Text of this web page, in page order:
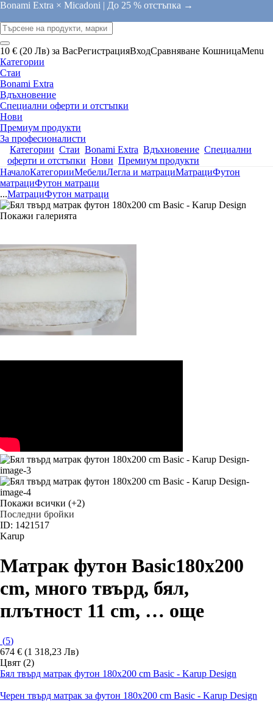
Bonami Extra × Micadoni | До 25 % отстъпка →
10 € (20 Лв) за ВасРегистрацияВходСравняване КошницаMenu
Категории
Стаи
Bonami Extra
Вдъхновение
Специални оферти и отстъпки
Нови
Премиум продукти
За професионалисти
Категории Стаи Bonami Extra Вдъхновение Специални
оферти и отстъпки Нови Премиум продукти
НачалоКатегорииМебелиЛегла и матрациМатрациФутон
матрациФутон матраци
...МатрациФутон матраци
Покажи галерията
Покажи всички (+2)
Последни бройки
ID: 1421517
Karup
Матрак футон Basic180x200
cm, много твърд, бял,
плътност 11 cm, … още
(5)
674 € (1 318,23 Лв)
Цвят (2)
Бял твърд матрак футон 180x200 cm Basic - Karup Design
Черен твърд матрак за футон 180x200 cm Basic - Karup Design